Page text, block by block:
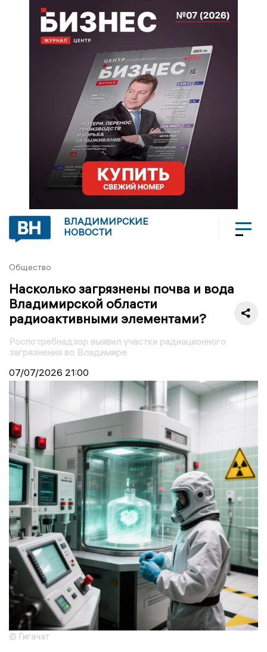
ВЛАДИМИРСКИЕ
НОВОСТИ
Общество
Насколько загрязнены почва и вода
Владимирской области
радиоактивными элементами?
Роспотребнадзор выявил участки радиационного
загрязнения во Владимире
07/07/2026 21:00
© Гигачат